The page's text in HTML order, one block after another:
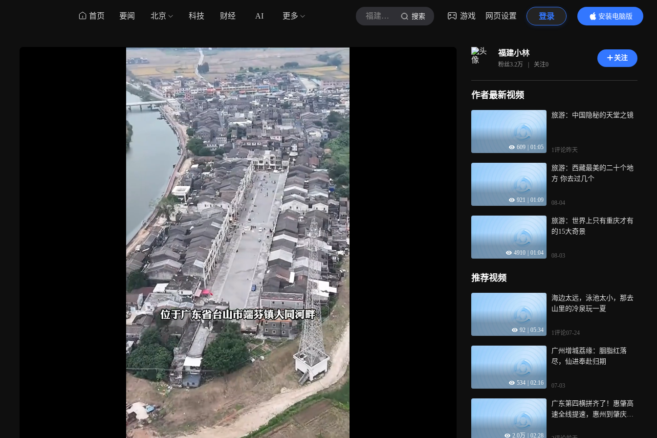
首页 要闻 北京 科技 财经 AI 更多 福建小林 搜索 游戏 网页设置 登录
安装电脑版
内容更精彩
福建小林
粉丝3.2万 | 关注0
关注
作者最新视频
609 01:05
旅游：中国隐秘的天堂之镜
1评论昨天
921 01:09
旅游：西藏最美的二十个地
方 你去过几个
08-04
4910 01:04
旅游：世界上只有重庆才有
的15大奇景
08-03
推荐视频
92 05:34
海边太远，泳池太小，那去
山里的冷泉玩一夏
1评论07-24
534 02:16
广州增城荔缘：胭脂红落
尽，仙进奉赴归期
07-03
2.0万 02:28
广东第四横拼齐了！惠肇高
速全线提速，惠州到肇庆不